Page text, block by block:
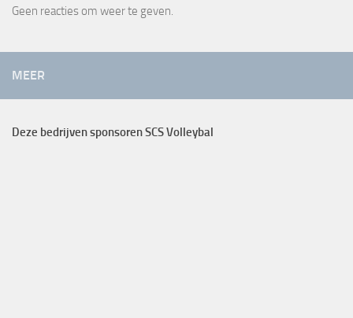
Geen reacties om weer te geven.
MEER
Deze bedrijven sponsoren SCS Volleybal